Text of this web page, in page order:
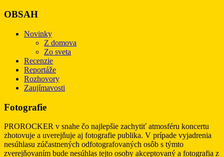
OBSAH
Novinky
Z domova
Zo sveta
Recenzie
Reportáže
Rozhovory
Zaujímavosti
Fotografie
PROROCKER v snahe čo najlepšie zachytiť atmosféru koncertu
zhotovuje a uverejňuje aj fotografie publika. V prípade vyjadrenia
nesúhlasu zúčastnených odfotografovaných osôb s týmto
zverejňovaním bude nesúhlas tejto osoby akceptovaný a fotografia z